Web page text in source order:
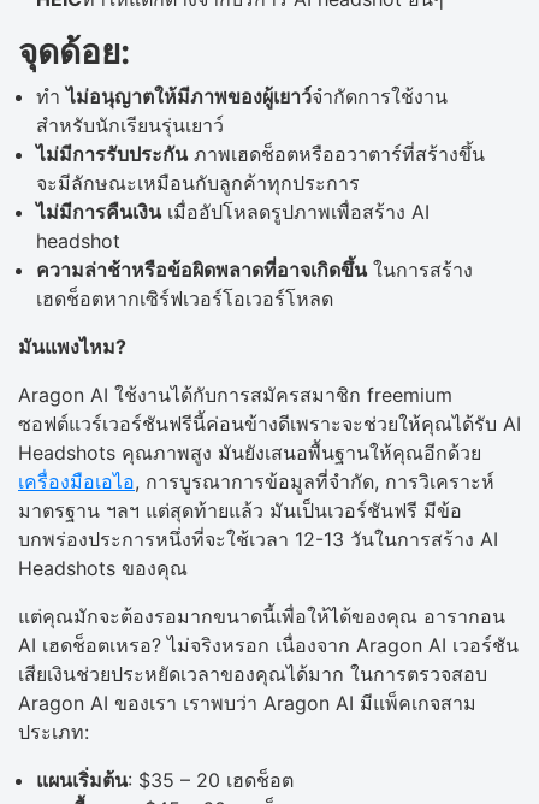
จุดด้อย:
ทำไม่อนุญาตให้มีภาพของผู้เยาว์จำกัดการใช้งาน
สำหรับนักเรียนรุ่นเยาว์
ไม่มีการรับประกันภาพเฮดช็อตหรืออวาตาร์ที่สร้างขึ้น
จะมีลักษณะเหมือนกับลูกค้าทุกประการ
ไม่มีการคืนเงินเมื่ออัปโหลดรูปภาพเพื่อสร้าง AI
headshot
ความล่าช้าหรือข้อผิดพลาดที่อาจเกิดขึ้นในการสร้าง
เฮดช็อตหากเซิร์ฟเวอร์โอเวอร์โหลด
มันแพงไหม?
Aragon AI ใช้งานได้กับการสมัครสมาชิก freemium
ซอฟต์แวร์เวอร์ชันฟรีนี้ค่อนข้างดีเพราะจะช่วยให้คุณได้รับ AI
Headshots คุณภาพสูง มันยังเสนอพื้นฐานให้คุณอีกด้วย
เครื่องมือเอไอ, การบูรณาการข้อมูลที่จำกัด, การวิเคราะห์
มาตรฐาน ฯลฯ แต่สุดท้ายแล้ว มันเป็นเวอร์ชันฟรี มีข้อ
บกพร่องประการหนึ่งที่จะใช้เวลา 12-13 วันในการสร้าง AI
Headshots ของคุณ
แต่คุณมักจะต้องรอมากขนาดนี้เพื่อให้ได้ของคุณ อารากอน
AI เฮดช็อตเหรอ? ไม่จริงหรอก เนื่องจาก Aragon AI เวอร์ชัน
เสียเงินช่วยประหยัดเวลาของคุณได้มาก ในการตรวจสอบ
Aragon AI ของเรา เราพบว่า Aragon AI มีแพ็คเกจสาม
ประเภท:
แผนเริ่มต้น: $35 – 20 เฮดช็อต